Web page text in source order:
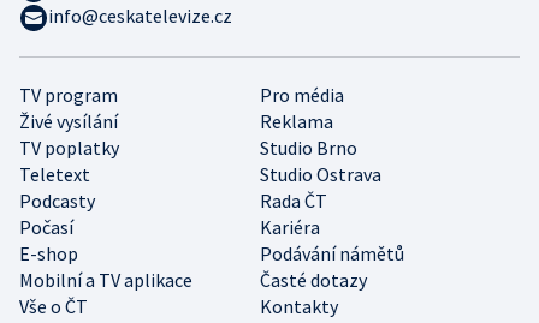
TV program
Pro média
Živé vysílání
Reklama
TV poplatky
Studio Brno
Teletext
Studio Ostrava
Podcasty
Rada ČT
Počasí
Kariéra
E-shop
Podávání námětů
Mobilní a TV aplikace
Časté dotazy
Vše o ČT
Kontakty
info@ceskatelevize.cz